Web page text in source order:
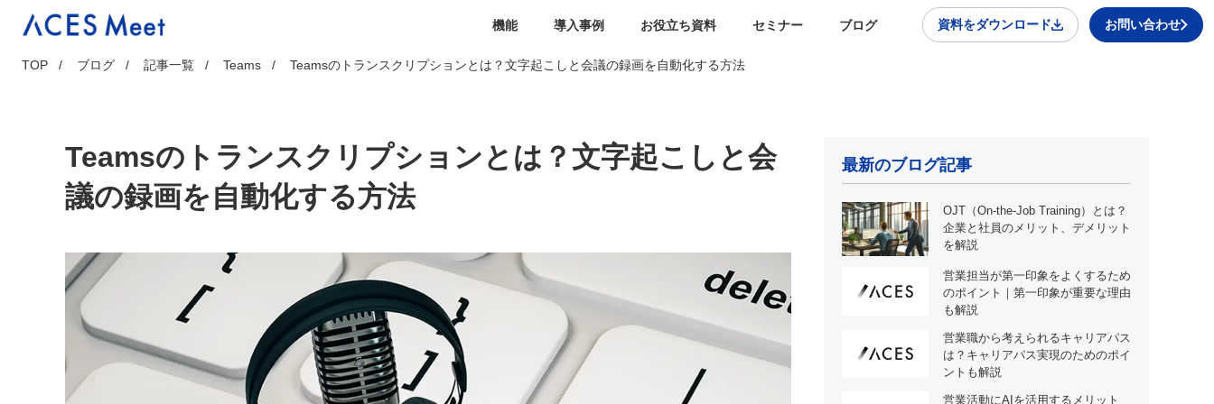
機能 導入事例 お役立ち資料 セミナー ブログ 資料をダウンロード お問い合わせ
TOP ブログ 記事一覧 Teams Teamsのトランスクリプションとは？文字起こしと会議の録画を自動化する方法
Teamsのトランスクリプションとは？文字起こしと会
議の録画を自動化する方法
最新のブログ記事
OJT（On-the-Job Training）とは？
企業と社員のメリット、デメリット
を解説
営業担当が第一印象をよくするため
のポイント｜第一印象が重要な理由
も解説
営業職から考えられるキャリアパス
は？キャリアパス実現のためのポイ
ントも解説
営業活動にAIを活用するメリット